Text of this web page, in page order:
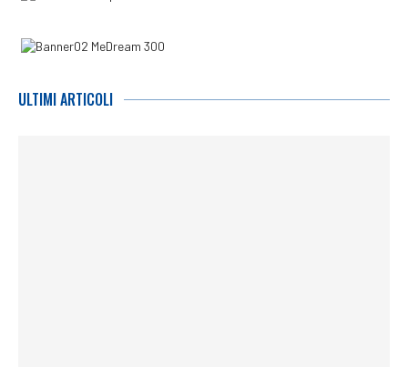
ULTIMI ARTICOLI